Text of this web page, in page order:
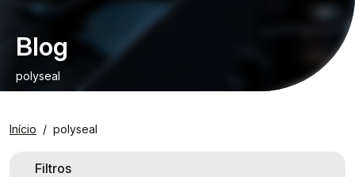
Blog
polyseal
Início polyseal
Filtros